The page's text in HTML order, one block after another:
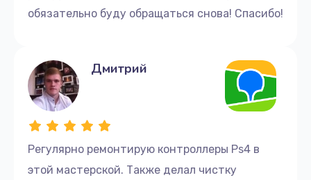
обязательно буду обращаться снова! Спасибо!
Регулярно ремонтирую контроллеры Ps4 в
этой мастерской. Также делал чистку
Дмитрий